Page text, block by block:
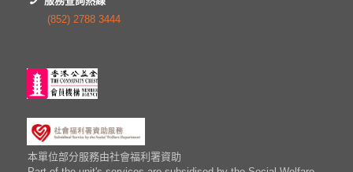
(852) 2788 3444
本單位部分服務由社會福利署資助